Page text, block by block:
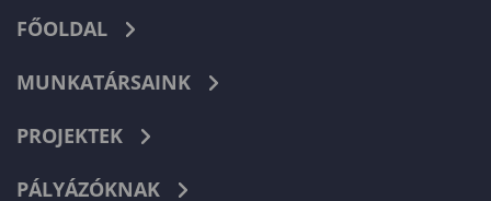
FŐOLDAL
MUNKATÁRSAINK
PROJEKTEK
PÁLYÁZÓKNAK